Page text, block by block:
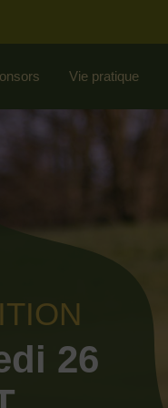
Vie pratique
26